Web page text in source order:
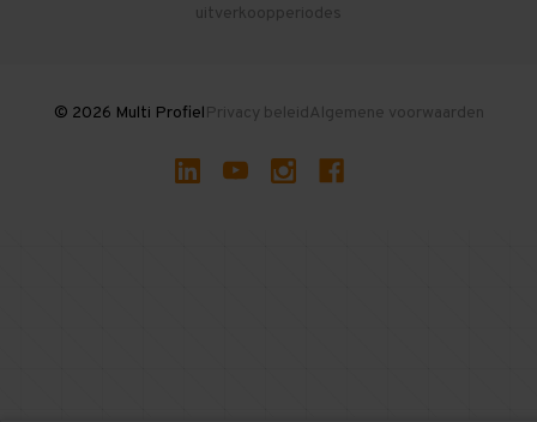
uitverkoopperiodes
© 2026 Multi ProfielPrivacy beleidAlgemene voorwaarden